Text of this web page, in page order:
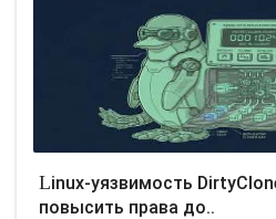
Linux-уязвимость DirtyClone помогает
повысить права до..